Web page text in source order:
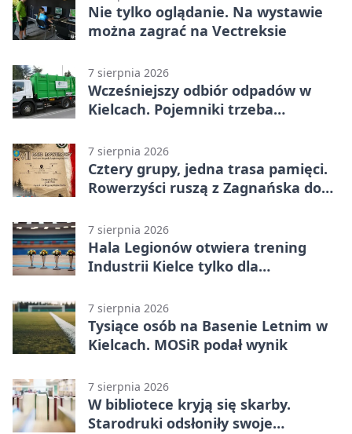
Nie tylko oglądanie. Na wystawie
można zagrać na Vectreksie
7 sierpnia 2026
Wcześniejszy odbiór odpadów w
Kielcach. Pojemniki trzeba
7 sierpnia 2026
Cztery grupy, jedna trasa pamięci.
Rowerzyści ruszą z Zagnańska do
7 sierpnia 2026
Hala Legionów otwiera trening
Industrii Kielce tylko dla
7 sierpnia 2026
Tysiące osób na Basenie Letnim w
Kielcach. MOSiR podał wynik
7 sierpnia 2026
W bibliotece kryją się skarby.
Starodruki odsłoniły swoje